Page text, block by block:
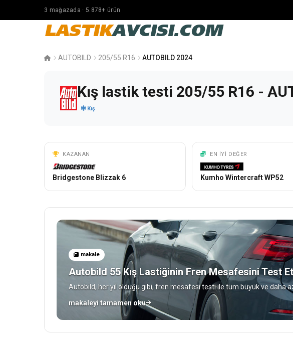
3 mağazada · 5.878+ ürün
LASTIKAVCISI.COM
AUTOBILD 205/55 R16 AUTOBILD 2024
Kış lastik testi 205/55 R16 -
Kış
KAZANAN
Bridgestone Blizzak 6
EN IYI DEĞER
Kumho Wintercraft WP52
makale
Autobild 55 Kış Lastiğinin Fren Mesafesini Test
Autobild, her yıl olduğu gibi, fren mesafesi testi ile tüm büyük ve daha
makaleyi tamamen oku